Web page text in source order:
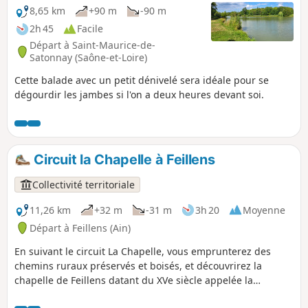
termine par un chemin pittoresque avec
une vue sur les pâtures.
8,65 km +90 m
-90 m
2h 45
Facile
Départ à Saint-Maurice-de-
Satonnay (Saône-et-Loire)
Cette balade avec un petit dénivelé sera idéale pour se
dégourdir les jambes si l'on a deux heures devant soi.
Circuit la Chapelle à Feillens
Collectivité territoriale
11,26 km
+32 m -31 m 3h 20
Moyenne
Départ à Feillens (Ain)
En suivant le circuit La Chapelle, vous emprunterez des
chemins ruraux préservés et boisés, et découvrirez la
chapelle de Feillens datant du XVe siècle appelée la